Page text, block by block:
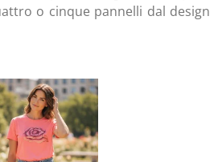
o cinque pannelli dal design